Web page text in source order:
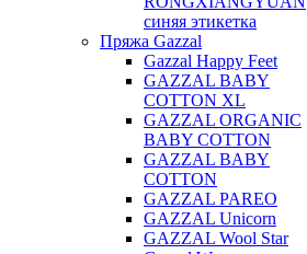
синяя этикетка
Пряжа Gazzal
Gazzal Happy Feet
GAZZAL BABY
COTTON XL
GAZZAL ORGANIC
BABY COTTON
GAZZAL BABY
COTTON
GAZZAL PAREO
GAZZAL Unicorn
GAZZAL Wool Star